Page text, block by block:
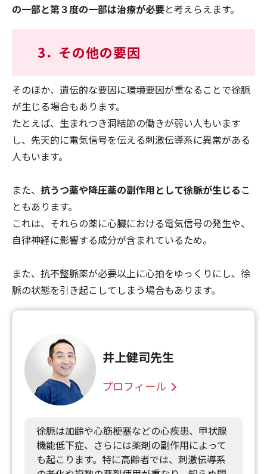
の一部と第３度の一部は治療が必要と考えらえます。
3． その他の要因
そのほか、遺伝的な要因に環境要因が重なることで徐脈
が生じる場合もあります。
たとえば、生まれつき洞結節の働きが弱い人もいます
し、先天的に電気信号を伝える刺激伝導系に異常がある
人もいます。
また、 抗うつ薬や降圧薬の副作用として徐脈が生じる こ
ともあります。
これは、それらの薬に心臓における電気信号の発生や、
自律神経に影響する成分が含まれているため。
また、抗不整脈薬が必要以上に心拍をゆっくりにし、徐
脈の状態を引き起こしてしまう場合もあります。
井上健司先生
プロフィール
徐脈は加齢や心筋梗塞などの心疾患、甲状腺
機能低下症、さらには薬剤の副作用によって
も起こります。特に高齢者では、刺激伝導系